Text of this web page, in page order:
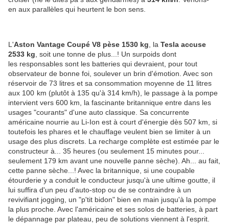
en aux parallèles qui heurtent le bon sens.
L'Aston Vantage Coupé V8 pèse 1530 kg , la Tesla accuse
2533 kg , soit une tonne de plus...! Un surpoids dont
les responsables sont les batteries qui devraient, pour tout
observateur de bonne foi, soulever un brin d'émotion. Avec son
réservoir de 73 litres et sa consommation moyenne de 11 litres
aux 100 km (plutôt à 135 qu'à 314 km/h), le passage à la pompe
intervient vers 600 km, la fascinante britannique entre dans les
usages "courants" d'une auto classique. Sa concurrente
américaine nourrie au Li-Ion est à court d'énergie dès 507 km, si
toutefois les phares et le chauffage veulent bien se limiter à un
usage des plus discrets. La recharge complète est estimée par le
constructeur à... 35 heures (ou seulement 15 minutes pour...
seulement 179 km avant une nouvelle panne sèche). Ah... au fait,
cette panne sèche...! Avec la britannique, si une coupable
étourderie y a conduit le conducteur jusqu'à une ultime goutte, il
lui suffira d'un peu d'auto-stop ou de se contraindre à un
revivifiant jogging, un "p'tit bidon" bien en main jusqu'à la pompe
la plus proche. Avec l'américaine et ses solos de batteries, à part
le dépannage par plateau, peu de solutions viennent à l'esprit.